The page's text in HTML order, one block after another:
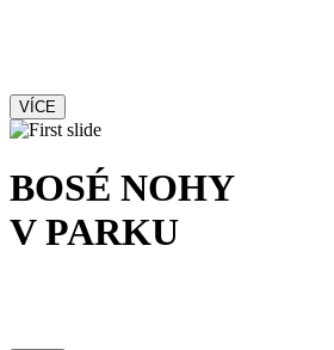
VÍCE
BOSÉ NOHY
V PARKU